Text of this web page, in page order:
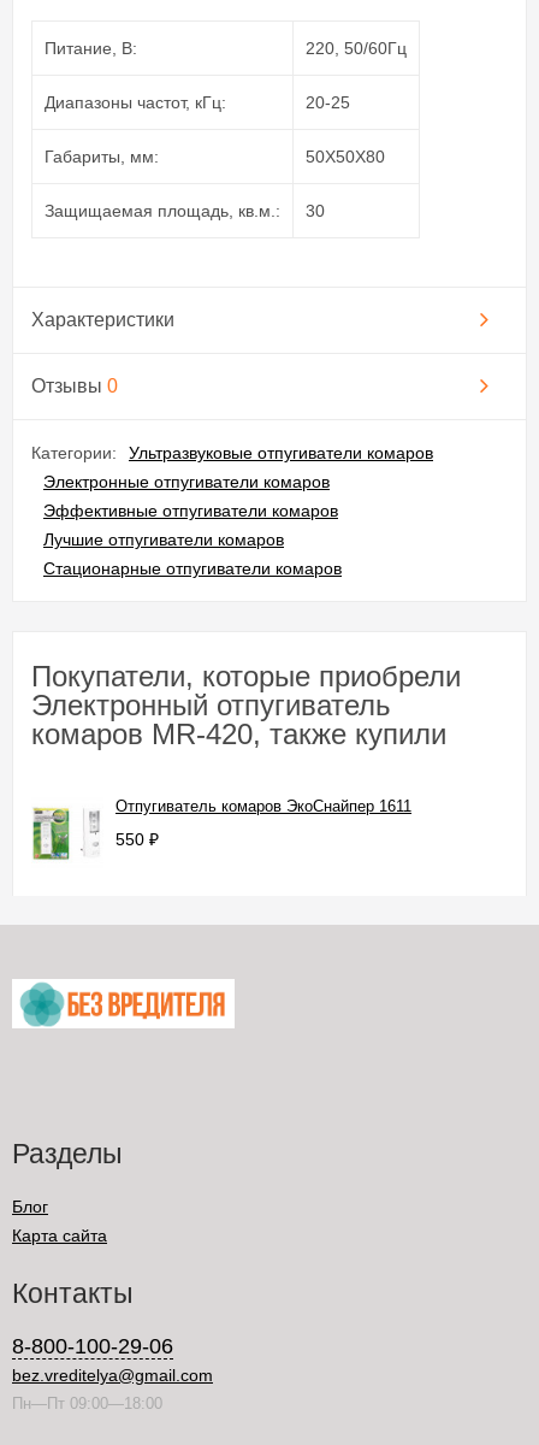
Питание, В: 220, 50/60Гц
Диапазоны частот, кГц: 20-25
Габариты, мм: 50X50X80
Защищаемая площадь, кв.м.: 30
Характеристики
Отзывы 0
Категории:
Ультразвуковые отпугиватели комаров
Электронные отпугиватели комаров
Эффективные отпугиватели комаров
Лучшие отпугиватели комаров
Стационарные отпугиватели комаров
Покупатели, которые приобрели
Электронный отпугиватель
комаров MR-420, также купили
Отпугиватель комаров ЭкоСнайпер 1611
550 ₽
Разделы
Блог
Карта сайта
Контакты
8-800-100-29-06
bez.vreditelya@gmail.com
Пн—Пт 09:00—18:00